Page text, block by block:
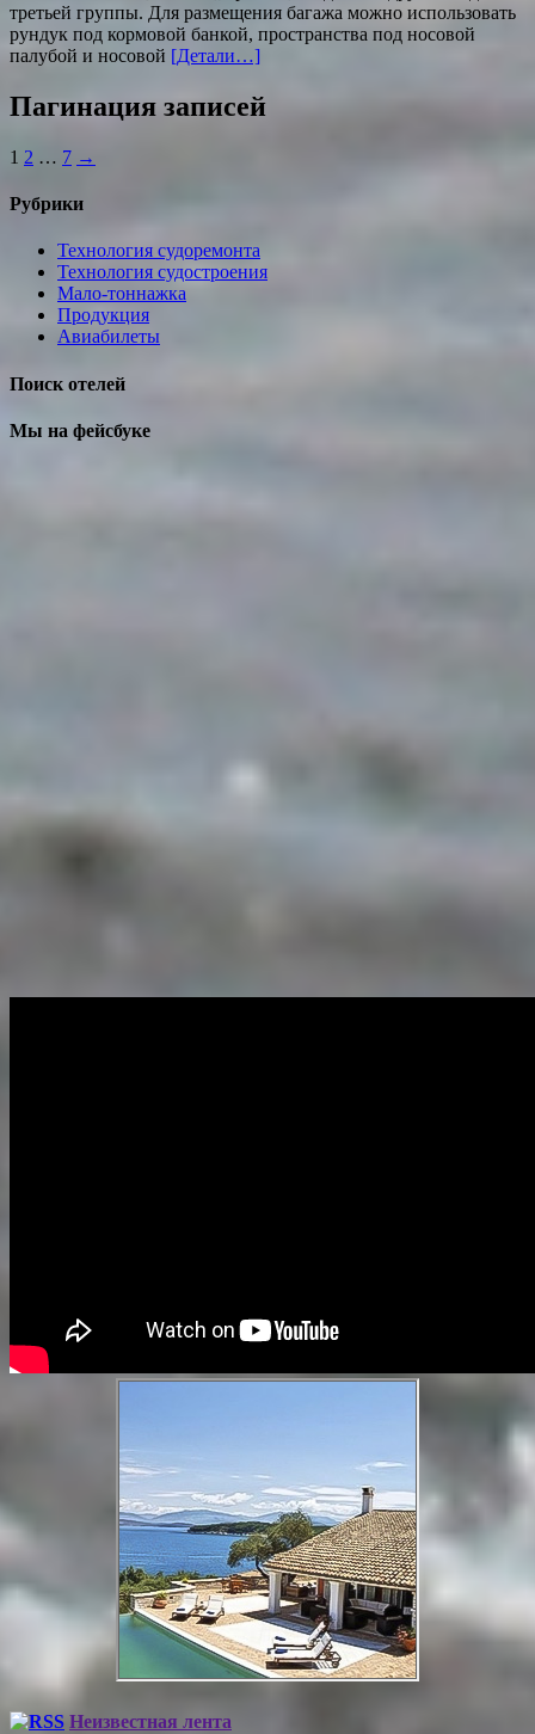
третьей группы. Для размещения багажа можно использовать
рундук под кормовой банкой, пространства под носовой
палубой и носовой [Детали…]
Пагинация записей
1 2 … 7 →
Рубрики
Технология судоремонта
Технология судостроения
Мало-тоннажка
Продукция
Авиабилеты
Поиск отелей
Мы на фейсбуке
Неизвестная лента